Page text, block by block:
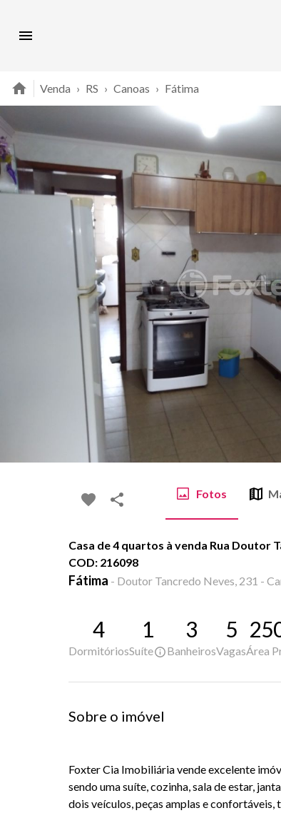
Venda › RS › Canoas › Fátima
Fotos
Casa de 4 quartos à venda Rua Doutor
COD: 216098
Fátima - Doutor Tancredo Neves, 231 -
4
Dormitórios
1
Suíte
3
Banheiros
5
VagasÁrea
Sobre o imóvel
Foxter Cia Imobiliária vende excelente
sendo uma suíte, cozinha, sala de estar,
dois veículos, peças amplas e